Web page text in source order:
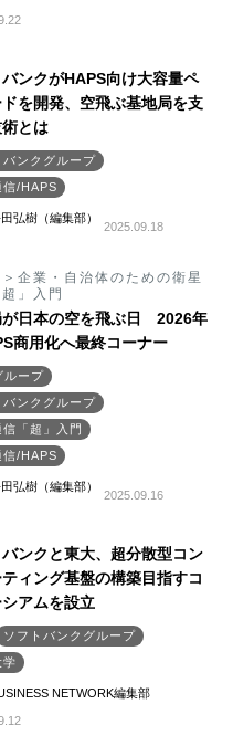
ンクがHAPS向け大容量ペ
を開発、空飛ぶ基地局を支
とは
バンクグループ
信/HAPS
弘樹（編集部）
2025.09.18
＞企業・自治体のための衛星
」入門
が日本の空を飛ぶ日 2026年
商用化へ最終コーナー
ループ
バンクグループ
信「超」入門
信/HAPS
弘樹（編集部）
2025.09.16
ンクと東大、超分散型コン
ティング基盤の構築目指すコ
アムを設立
ソフトバンクグループ
学
NETWORK編集部